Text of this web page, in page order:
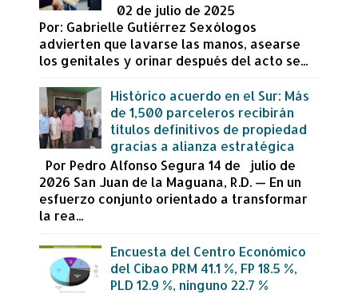
02 de julio de 2025
Por: Gabrielle Gutiérrez Sexólogos
advierten que lavarse las manos, asearse
los genitales y orinar después del acto se...
Histórico acuerdo en el Sur: Más
de 1,500 parceleros recibirán
títulos definitivos de propiedad
gracias a alianza estratégica
Por Pedro Alfonso Segura 14 de julio de
2026 San Juan de la Maguana, R.D. — En un
esfuerzo conjunto orientado a transformar
la rea...
Encuesta del Centro Económico
del Cibao PRM 41.1 %, FP 18.5 %,
PLD 12.9 %, ninguno 22.7 %